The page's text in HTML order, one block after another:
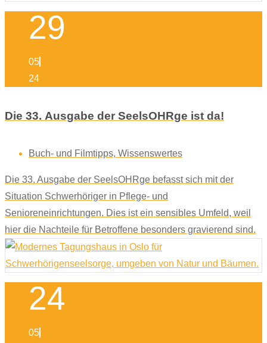
29
05
24
Die 33. Ausgabe der SeelsOHRge ist da!
Buch- und Filmtipps, Wissenswertes
Die 33. Ausgabe der SeelsOHRge befasst sich mit der
Situation Schwerhöriger in Pflege- und
Senioreneinrichtungen. Dies ist ein sensibles Umfeld, weil
hier die Nachteile für Betroffene besonders gravierend sind.
24
05